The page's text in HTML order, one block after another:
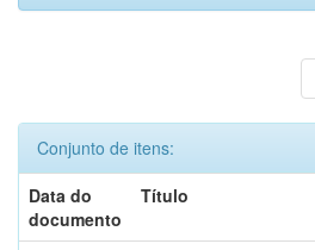
Conjunto de itens:
Data do
documento
Título